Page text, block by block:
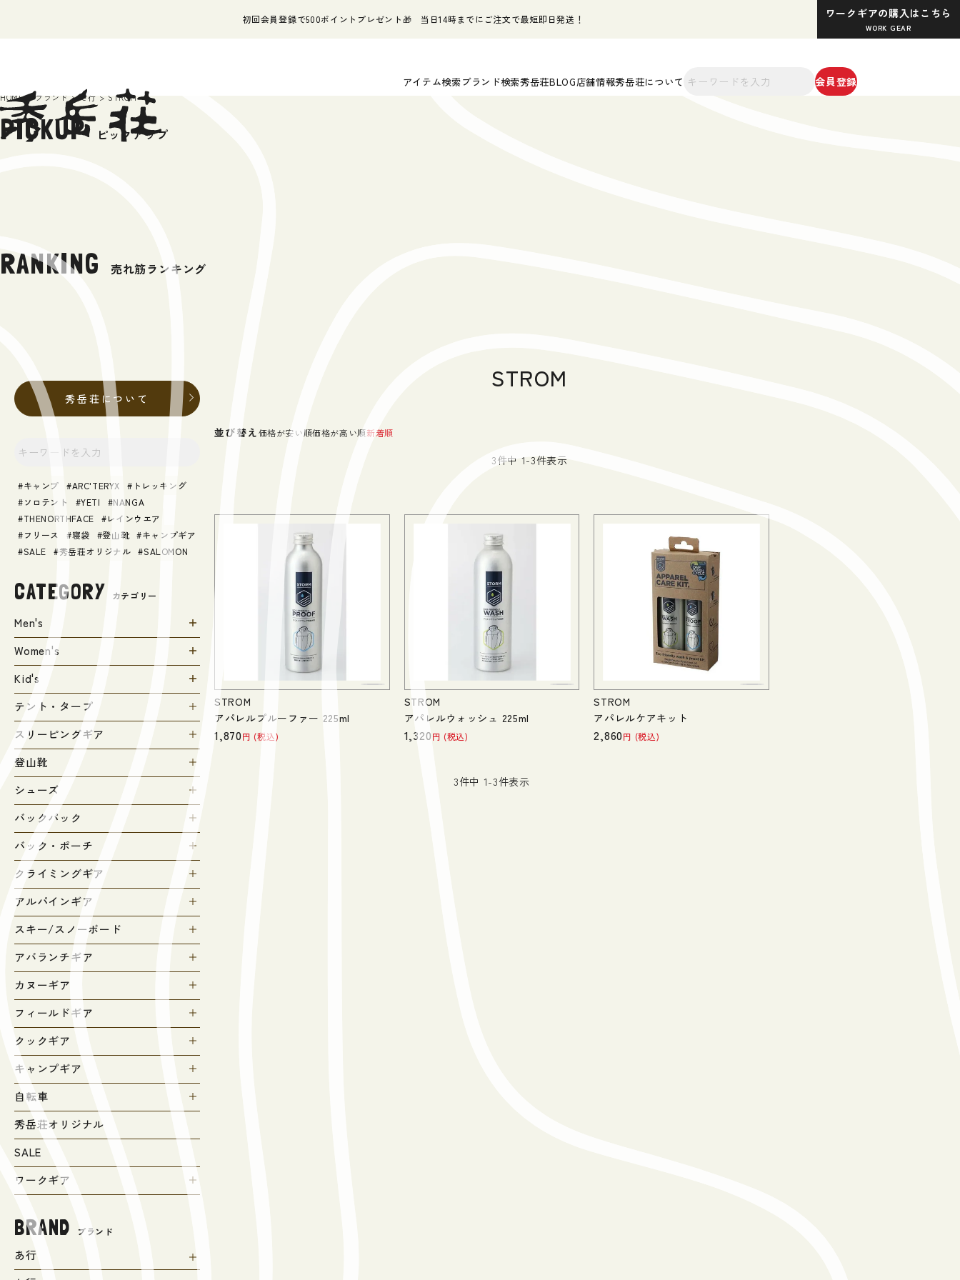
初回会員登録で500ポイントプレゼント🎁 当日14時までにご注文で最短即日発送！ ワークギアの購入はこちら
WORK GEAR
アイテム検索ブランド検索秀岳荘BLOG店舗情報秀岳荘について 会員登録
HOME ブランド さ行 STROM
PICKUP ピックアップ
RANKING 売れ筋ランキング
秀岳荘について
キャンプ ARC'TERYX
トレッキング
ソロテント
YETI
NANGA
THENORTHFACE
レインウエア
フリース
寝袋 登山靴
キャンプギア
SALE
秀岳荘オリジナル SALOMON
CATEGORY カテゴリー
Men's
Women's
Kid's
テント・タープ
スリーピングギア
登山靴
シューズ
バックパック
バック・ポーチ
クライミングギア
アルパインギア
スキー/スノーボード
アバランチギア
カヌーギア
フィールドギア
クックギア
キャンプギア
自転車
秀岳荘オリジナル
SALE
ワークギア
BRAND ブランド
あ行
STROM
並び替え価格が安い順価格が高い順新着順
3件中 1-3件表示
STROM
アパレルプルーファー 225ml
1,870 税込
STROM
アパレルウォッシュ 225ml
1,320 税込
STROM
アパレルケアキット
2,860 税込
3件中 1-3件表示